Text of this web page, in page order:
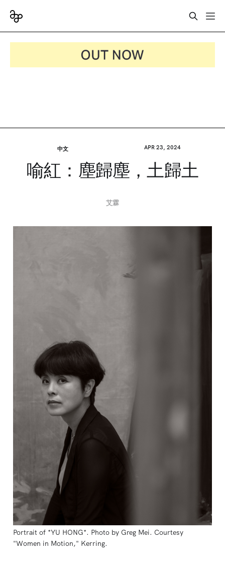
中文 APR 23, 2024
喻紅：塵歸塵，土歸土
艾霖
Portrait of *YU HONG*. Photo by Greg Mei. Courtesy
"Women in Motion," Kerring.